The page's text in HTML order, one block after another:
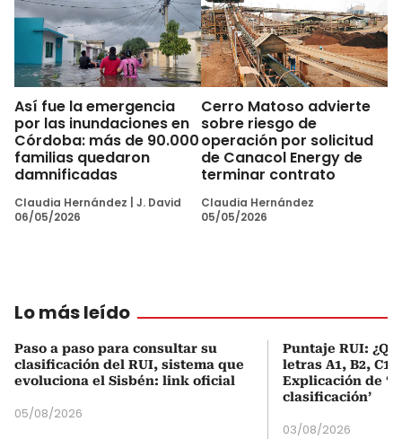
Así fue la emergencia
por las inundaciones en
Córdoba: más de 90.000
familias quedaron
damnificadas
Claudia Hernández
J. David
06/05/2026
Cerro Matoso advierte
sobre riesgo de
operación por solicitud
de Canacol Energy de
terminar contrato
Claudia Hernández
05/05/2026
Lo más leído
Paso a paso para consultar su
clasificación del RUI, sistema que
evoluciona el Sisbén: link oficial
05/08/2026
Puntaje RUI:
letras A1, B2, C1
Explicación de
clasificación’
03/08/2026